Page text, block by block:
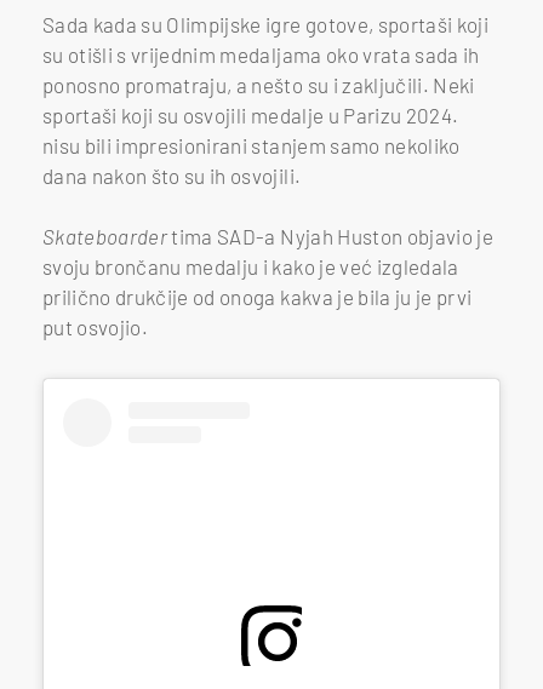
Sada kada su Olimpijske igre gotove, sportaši koji
su otišli s vrijednim medaljama oko vrata sada ih
ponosno promatraju, a nešto su i zaključili. Neki
sportaši koji su osvojili medalje u Parizu 2024.
nisu bili impresionirani stanjem samo nekoliko
dana nakon što su ih osvojili.
Skateboardertima SAD-a Nyjah Huston objavio je
svoju brončanu medalju i kako je već izgledala
prilično drukčije od onoga kakva je bila ju je prvi
put osvojio.